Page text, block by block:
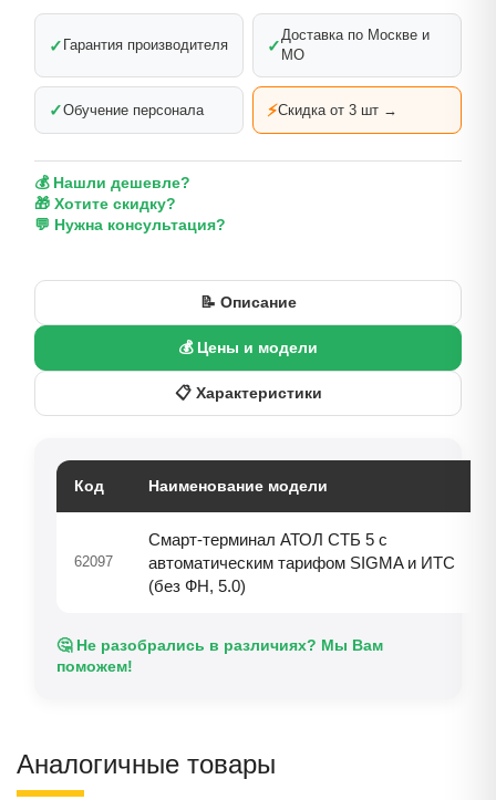
✓ Гарантия производителя ✓
Доставка по Москве и
МО
✓Обучение персонала ⚡Скидка от 3 шт →
💰 Нашли дешевле?
🎁 Хотите скидку?
💬 Нужна консультация?
📝 Описание
💰 Цены и модели
📋 Характеристики
Код Наименование модели
62097
Смарт-терминал АТОЛ СТБ 5 с
автоматическим тарифом SIGMA и ИТС
(без ФН, 5.0)
🤔 Не разобрались в различиях? Мы Вам
поможем!
Аналогичные товары